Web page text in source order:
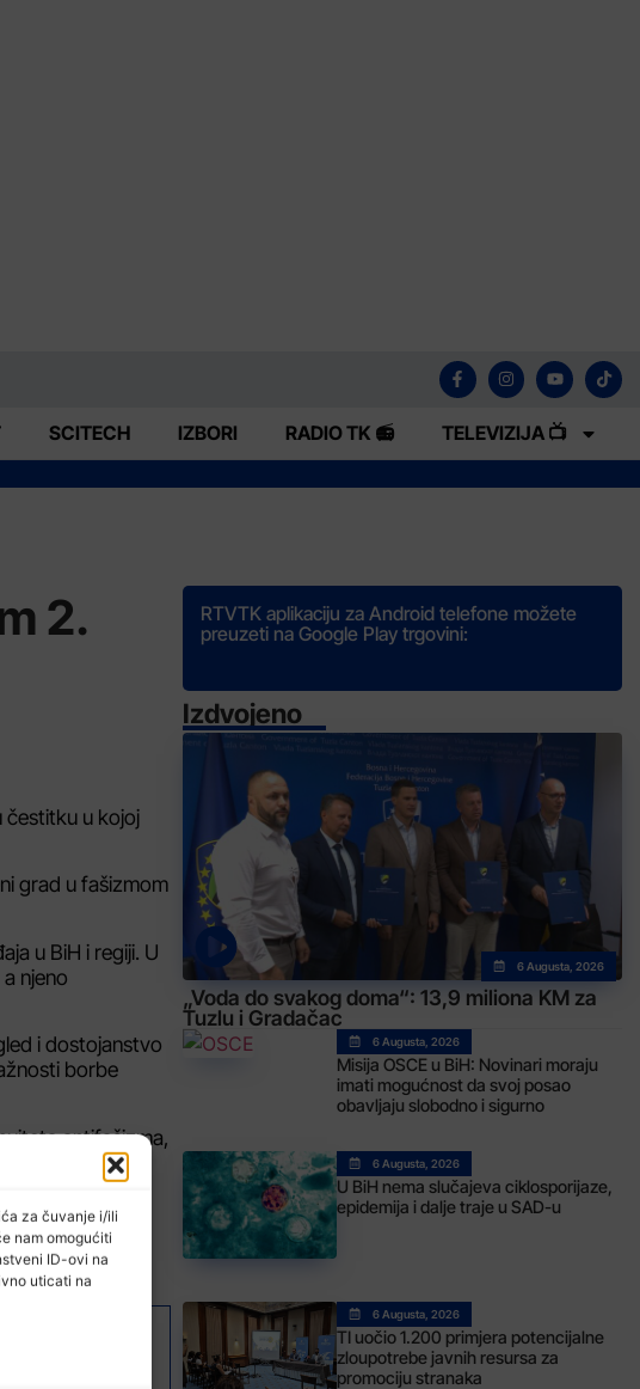
za čuvanje i/ili
nam omogućiti
ID-ovi na
uticati na
SCITECH IZBORI RADIO TK 📻
TELEVIZIJA 📺
2.
čestitku u kojoj
grad u fašizmom
u BiH i regiji. U
njeno
i dostojanstvo
borbe
antifašizma,
RTVTK aplikaciju za Android telefone možete
preuzeti na Google Play trgovini:
Izdvojeno
6 Augusta, 2026
„Voda do svakog doma“: 13,9 miliona KM za
Tuzlu i Gradačac
6 Augusta, 2026
Misija OSCE u BiH: Novinari moraju
imati mogućnost da svoj posao
obavljaju slobodno i sigurno
6 Augusta, 2026
U BiH nema slučajeva ciklosporijaze,
epidemija i dalje traje u SAD-u
6 Augusta, 2026
TI uočio 1.200 primjera potencijalne
zloupotrebe javnih resursa za
promociju stranaka